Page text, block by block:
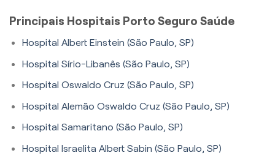
Principais Hospitais Porto Seguro Saúde
Hospital Albert Einstein (São Paulo, SP)
Hospital Sírio-Libanês (São Paulo, SP)
Hospital Oswaldo Cruz (São Paulo, SP)
Hospital Alemão Oswaldo Cruz (São Paulo, SP)
Hospital Samaritano (São Paulo, SP)
Hospital Israelita Albert Sabin (São Paulo, SP)